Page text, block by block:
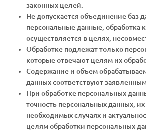
законных целей.
Не допускается объединение баз
персональные данные, обработка
осуществляется в целях,
Обработке подлежат только
которые отвечают целям их
Содержание и объем
данных соответствуют
При обработке персональных
точность персональных данных, их
необходимых случаях и
целям обработки персональных